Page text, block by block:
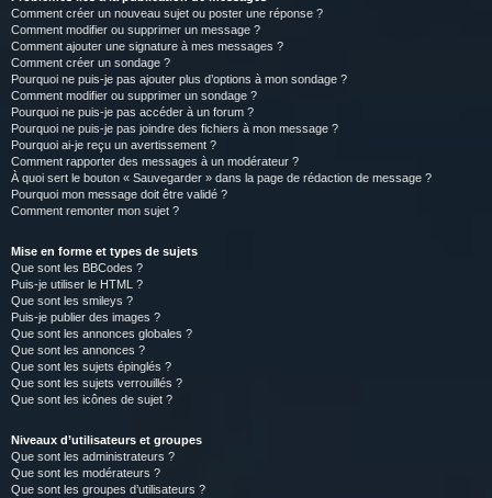
Comment créer un nouveau sujet ou poster une réponse ?
Comment modifier ou supprimer un message ?
Comment ajouter une signature à mes messages ?
Comment créer un sondage ?
Pourquoi ne puis-je pas ajouter plus d’options à mon sondage ?
Comment modifier ou supprimer un sondage ?
Pourquoi ne puis-je pas accéder à un forum ?
Pourquoi ne puis-je pas joindre des fichiers à mon message ?
Pourquoi ai-je reçu un avertissement ?
Comment rapporter des messages à un modérateur ?
À quoi sert le bouton « Sauvegarder » dans la page de rédaction de message ?
Pourquoi mon message doit être validé ?
Comment remonter mon sujet ?
Mise en forme et types de sujets
Que sont les BBCodes ?
Puis-je utiliser le HTML ?
Que sont les smileys ?
Puis-je publier des images ?
Que sont les annonces globales ?
Que sont les annonces ?
Que sont les sujets épinglés ?
Que sont les sujets verrouillés ?
Que sont les icônes de sujet ?
Niveaux d’utilisateurs et groupes
Que sont les administrateurs ?
Que sont les modérateurs ?
Que sont les groupes d’utilisateurs ?